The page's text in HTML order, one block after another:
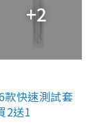
+2
款快速測試套
2送1